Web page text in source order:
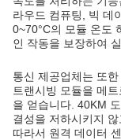
라우드 컴퓨팅, 빅 데
0~70°C의 모듈 온도
인 작동을 보장하여
통신 제공업체는 또
트랜시빙 모듈을 메
을 얻습니다. 40KM
결성을 저하시키지
따라서 원격 데이터